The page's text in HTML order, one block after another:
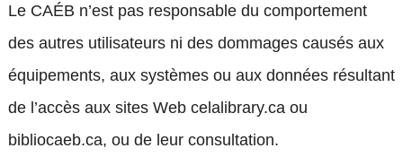
Le CAÉB n’est pas responsable du comportement
des autres utilisateurs ni des dommages causés aux
équipements, aux systèmes ou aux données résultant
de l’accès aux sites Web celalibrary.ca ou
bibliocaeb.ca, ou de leur consultation.